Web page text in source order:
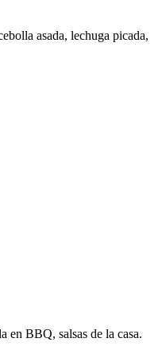
asada, lechuga picada,
en BBQ, salsas de la casa.